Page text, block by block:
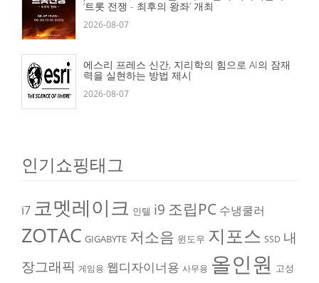
‘트롯 전쟁 - 최후의 왕좌’ 개최
2026-08-07
에스리 프레스 신간, 지리학의 힘으로 AI의 잠재
력을 실현하는 방법 제시
2026-08-07
인기쇼핑태그
i7 코멧레이크 인텔 i9 조립PC 수냉쿨러
ZOTAC GIGABYTE 저소음 윈도우 지포스 SSD 내
장그래픽 게임용 웹디자이너용 사무용 올인원 고성